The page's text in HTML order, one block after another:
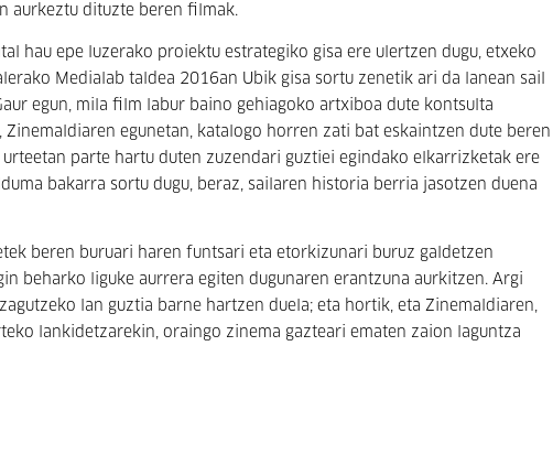
aurkeztu dituzte beren filmak.
hau epe luzerako proiektu estrategiko gisa ere ulertzen dugu, etxeko
Medialab taldea 2016an Ubik gisa sortu zenetik ari da lanean sail
egun, mila film labur baino gehiagoko artxiboa dute kontsulta
egunetan, katalogo horren zati bat eskaintzen dute beren
parte hartu duten zuzendari guztiei egindako elkarrizketak ere
bakarra sortu dugu, beraz, sailaren historia berria jasotzen duena
beren buruari haren funtsari eta etorkizunari buruz galdetzen
beharko liguke aurrera egiten dugunaren erantzuna aurkitzen. Argi
lan guztia barne hartzen duela; eta hortik, eta Zinemaldiaren,
lankidetzarekin, oraingo zinema gazteari ematen zaion laguntza